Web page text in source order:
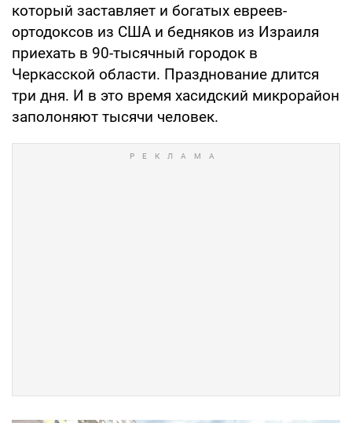
который заставляет и богатых евреев-
ортодоксов из США и бедняков из Израиля
приехать в 90-тысячный городок в
Черкасской области. Празднование длится
три дня. И в это время хасидский микрорайон
заполоняют тысячи человек.